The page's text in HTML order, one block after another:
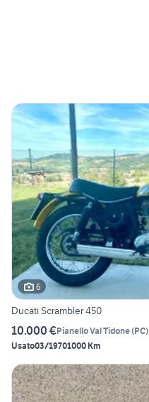
6
Ducati Scrambler 450
10.000 €Pianello Val Tidone(PC)
Usato03/19701000 Km